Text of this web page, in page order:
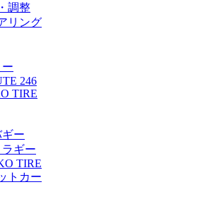
調整
リング
246
TIRE
ギー
ラギー
TIRE
トカー